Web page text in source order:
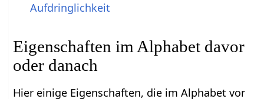
Aufdringlichkeit
Eigenschaften im Alphabet davor
oder danach
Hier einige Eigenschaften, die im Alphabet vor